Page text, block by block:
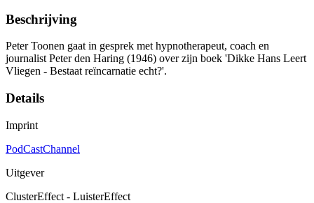
Beschrijving
Peter Toonen gaat in gesprek met hypnotherapeut, coach en
journalist Peter den Haring (1946) over zijn boek 'Dikke Hans Leert
Vliegen - Bestaat reïncarnatie echt?'.
Details
Imprint
PodCastChannel
Uitgever
ClusterEffect - LuisterEffect